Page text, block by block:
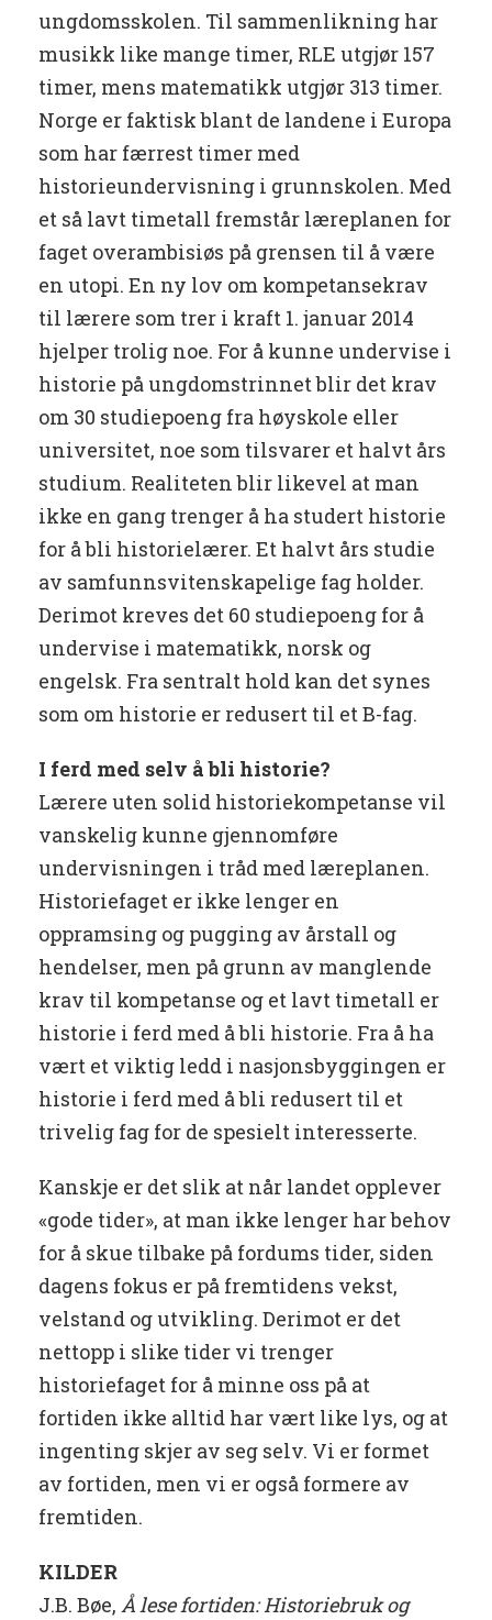
ungdomsskolen. Til sammenlikning har
musikk like mange timer, RLE utgjør 157
timer, mens matematikk utgjør 313 timer.
Norge er faktisk blant de landene i Europa
som har færrest timer med
historieundervisning i grunnskolen. Med
et så lavt timetall fremstår læreplanen for
faget overambisiøs på grensen til å være
en utopi. En ny lov om kompetansekrav
til lærere som trer i kraft 1. januar 2014
hjelper trolig noe. For å kunne undervise i
historie på ungdomstrinnet blir det krav
om 30 studiepoeng fra høyskole eller
universitet, noe som tilsvarer et halvt års
studium. Realiteten blir likevel at man
ikke en gang trenger å ha studert historie
for å bli historielærer. Et halvt års studie
av samfunnsvitenskapelige fag holder.
Derimot kreves det 60 studiepoeng for å
undervise i matematikk, norsk og
engelsk. Fra sentralt hold kan det synes
som om historie er redusert til et B-fag.
I ferd med selv å bli historie?
Lærere uten solid historiekompetanse vil
vanskelig kunne gjennomføre
undervisningen i tråd med læreplanen.
Historiefaget er ikke lenger en
oppramsing og pugging av årstall og
hendelser, men på grunn av manglende
krav til kompetanse og et lavt timetall er
historie i ferd med å bli historie. Fra å ha
vært et viktig ledd i nasjonsbyggingen er
historie i ferd med å bli redusert til et
trivelig fag for de spesielt interesserte.
Kanskje er det slik at når landet opplever
«gode tider», at man ikke lenger har behov
for å skue tilbake på fordums tider, siden
dagens fokus er på fremtidens vekst,
velstand og utvikling. Derimot er det
nettopp i slike tider vi trenger
historiefaget for å minne oss på at
fortiden ikke alltid har vært like lys, og at
ingenting skjer av seg selv. Vi er formet
av fortiden, men vi er også formere av
fremtiden.
KILDER
J.B. Bøe, Å lese fortiden: Historiebruk og